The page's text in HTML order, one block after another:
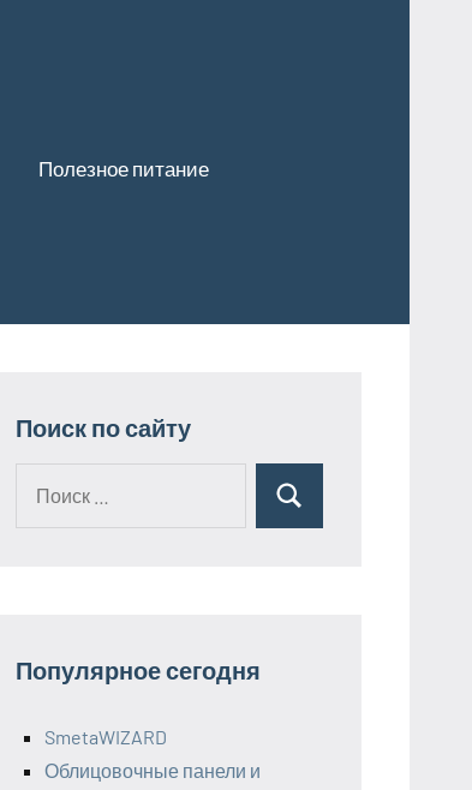
Полезное питание
Поиск по сайту
Поиск
Популярное сегодня
SmetaWIZARD
Облицовочные панели и